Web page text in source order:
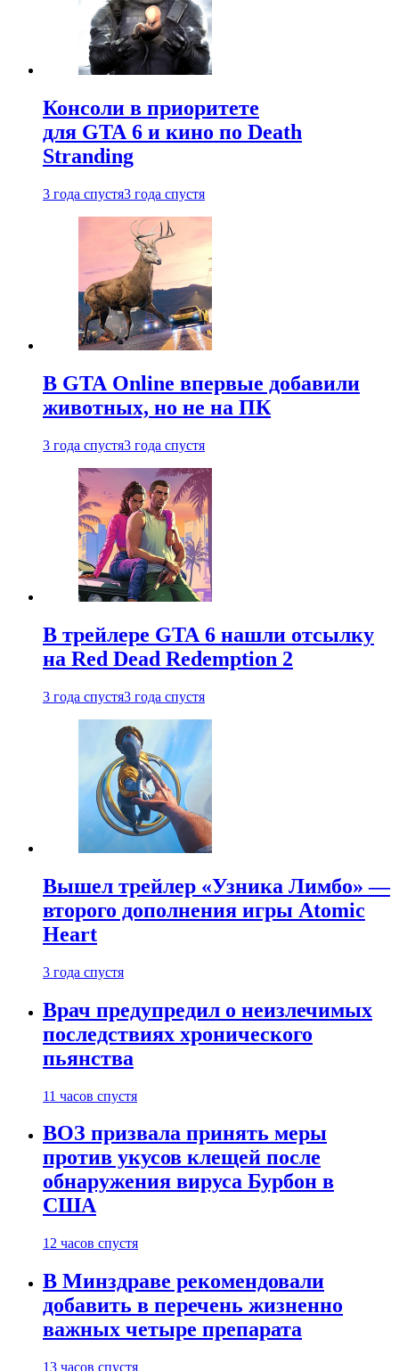
Консоли в приоритете
для GTA 6 и кино по Death
Stranding
3 года спустя3 года спустя
В GTA Online впервые добавили
животных, но не на ПК
3 года спустя3 года спустя
В трейлере GTA 6 нашли отсылку
на Red Dead Redemption 2
3 года спустя3 года спустя
Вышел трейлер «Узника Лимбо» —
второго дополнения игры Atomic
Heart
3 года спустя
Врач предупредил о неизлечимых
последствиях хронического
пьянства
11 часов спустя
ВОЗ призвала принять меры
против укусов клещей после
обнаружения вируса Бурбон в
США
12 часов спустя
В Минздраве рекомендовали
добавить в перечень жизненно
важных четыре препарата
13 часов спустя